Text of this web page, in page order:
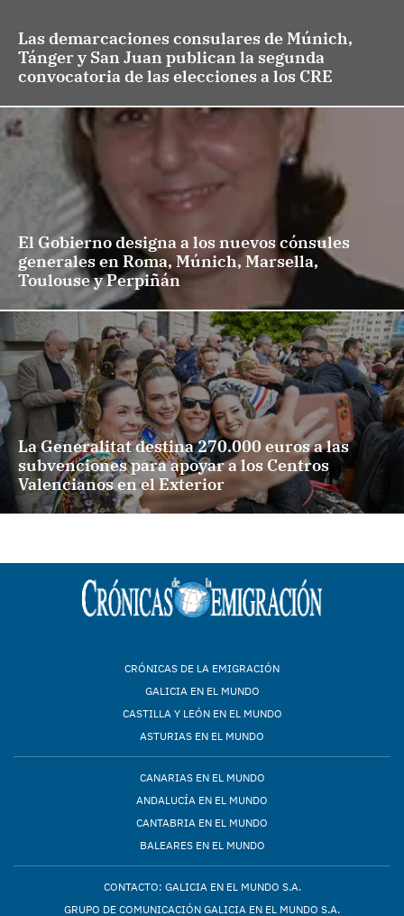
Las demarcaciones consulares de Múnich,
Tánger y San Juan publican la segunda
convocatoria de las elecciones a los CRE
El Gobierno designa a los nuevos cónsules
generales en Roma, Múnich, Marsella,
Toulouse y Perpiñán
La Generalitat destina 270.000 euros a las
subvenciones para apoyar a los Centros
Valencianos en el Exterior
CRÓNICAS DE LA EMIGRACIÓN
GALICIA EN EL MUNDO
CASTILLA Y LEÓN EN EL MUNDO
ASTURIAS EN EL MUNDO
CANARIAS EN EL MUNDO
ANDALUCÍA EN EL MUNDO
CANTABRIA EN EL MUNDO
BALEARES EN EL MUNDO
CONTACTO: GALICIA EN EL MUNDO S.A.
GRUPO DE COMUNICACIÓN GALICIA EN EL MUNDO S.A.